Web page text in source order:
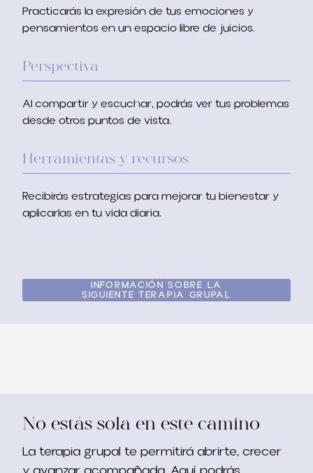
Practicarás la expresión de tus emociones y
pensamientos en un espacio libre de juicios.
Perspectiva
Al compartir y escuchar,podrás ver tus problemas
desde otros puntos de vista.
Herramientas y recursos
Recibirás estrategias para mejorar tu bienestar y
aplicarlas en tu vida diaria.
INFORMACIÓN SOBRE LA
SIGUIENTE TERAPIA GRUPAL
No estás sola en este camino
La terapia grupal te permitirá abrirte,crecer